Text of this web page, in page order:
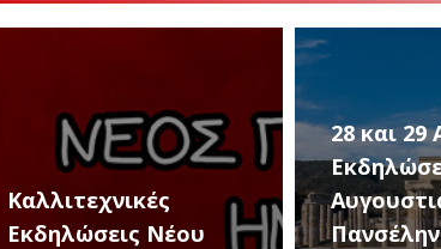
28 και 29 Αυγούστου,
Εκδηλώσεις για την
Αυγουστιάτικη
Πανσέληνο στην
Οι
The